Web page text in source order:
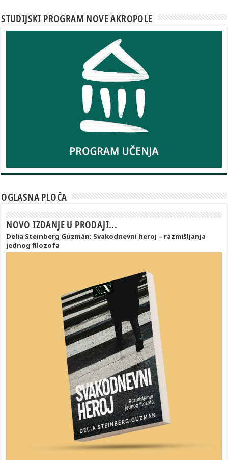
STUDIJSKI PROGRAM NOVE AKROPOLE
OGLASNA PLOČA
NOVO IZDANJE U PRODAJI...
Delia Steinberg Guzmán: Svakodnevni heroj – razmišljanja
jednog filozofa